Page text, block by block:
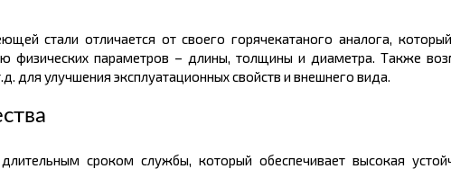
стали отличается от своего горячекатаного аналога,
физических параметров – длины, толщины и диаметра. Также
для улучшения эксплуатационных свойств и внешнего вида.
сроком службы, который обеспечивает высокая